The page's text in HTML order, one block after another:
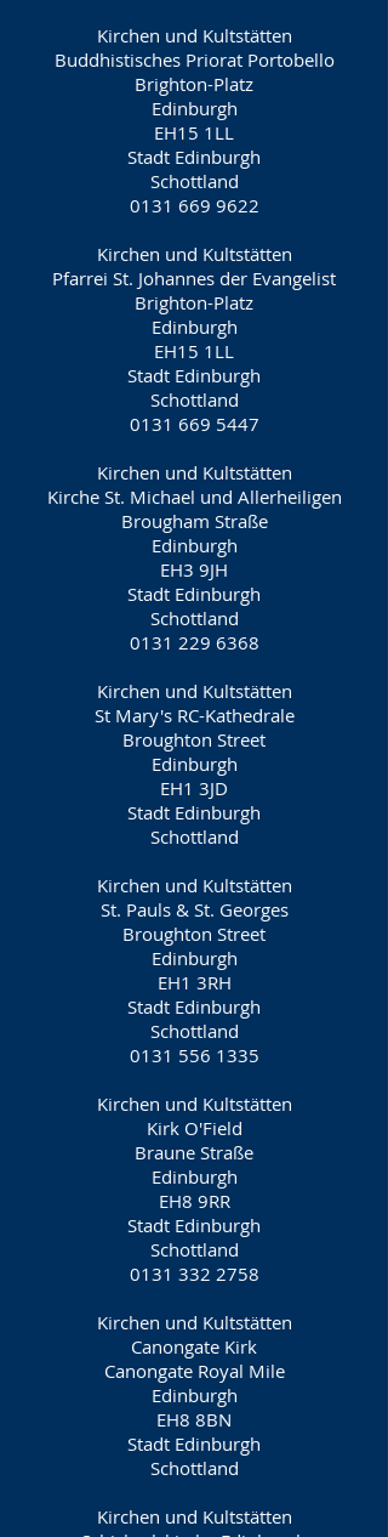
Kirchen und Kultstätten
Buddhistisches Priorat Portobello
Brighton-Platz
Edinburgh
EH15 1LL
Stadt Edinburgh
Schottland
0131 669 9622
Kirchen und Kultstätten
Pfarrei St. Johannes der Evangelist
Brighton-Platz
Edinburgh
EH15 1LL
Stadt Edinburgh
Schottland
0131 669 5447
Kirchen und Kultstätten
Kirche St. Michael und Allerheiligen
Brougham Straße
Edinburgh
EH3 9JH
Stadt Edinburgh
Schottland
0131 229 6368
Kirchen und Kultstätten
St Mary's RC-Kathedrale
Broughton Street
Edinburgh
EH1 3JD
Stadt Edinburgh
Schottland
Kirchen und Kultstätten
St. Pauls & St. Georges
Broughton Street
Edinburgh
EH1 3RH
Stadt Edinburgh
Schottland
0131 556 1335
Kirchen und Kultstätten
Kirk O'Field
Braune Straße
Edinburgh
EH8 9RR
Stadt Edinburgh
Schottland
0131 332 2758
Kirchen und Kultstätten
Canongate Kirk
Canongate Royal Mile
Edinburgh
EH8 8BN
Stadt Edinburgh
Schottland
Kirchen und Kultstätten